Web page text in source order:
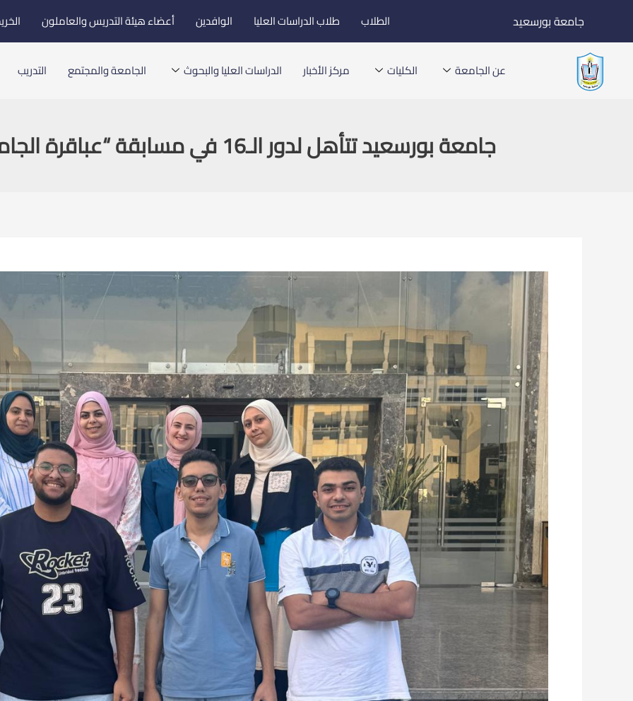
إلى
المحتوى
جامعة بورسعيد الطلاب طلاب الدراسات العليا الوافدين أعضاء هيئة التدريس والعاملون
عن الجامعة الكليات مركز الأخبار الدراسات العليا والبحوث الجامعة والمجتمع التدريب
جامعة بورسعيد تتأهل لدور الـ16 في مسابقة “عباقرة الجامعات” الموسم الثامن